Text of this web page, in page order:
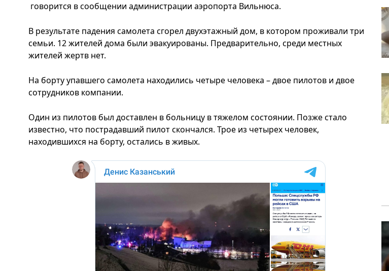
говорится в сообщении администрации аэропорта Вильнюса.
В результате падения самолета сгорел двухэтажный дом, в котором проживали три
семьи. 12 жителей дома были эвакуированы. Предварительно, среди местных
жителей жертв нет.
На борту упавшего самолета находились четыре человека – двое пилотов и двое
сотрудников компании.
Один из пилотов был доставлен в больницу в тяжелом состоянии. Позже стало
известно, что пострадавший пилот скончался. Трое из четырех человек,
находившихся на борту, остались в живых.